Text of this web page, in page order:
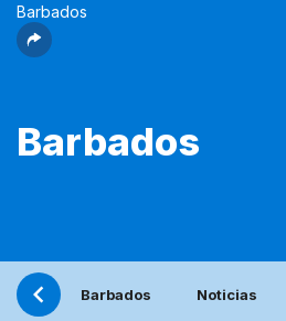
Barbados
Barbados
Barbados Noticias